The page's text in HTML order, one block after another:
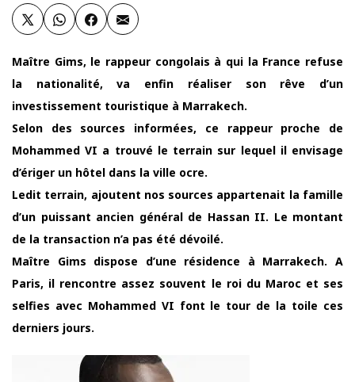
Maître Gims, le rappeur congolais à qui la France refuse
la nationalité, va enfin réaliser son rêve d’un
investissement touristique à Marrakech.
Selon des sources informées, ce rappeur proche de
Mohammed VI a trouvé le terrain sur lequel il envisage
d’ériger un hôtel dans la ville ocre.
Ledit terrain, ajoutent nos sources appartenait la famille
d’un puissant ancien général de Hassan II. Le montant
de la transaction n’a pas été dévoilé.
Maître Gims dispose d’une résidence à Marrakech. A
Paris, il rencontre assez souvent le roi du Maroc et ses
selfies avec Mohammed VI font le tour de la toile ces
derniers jours.